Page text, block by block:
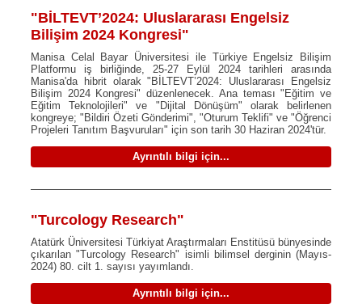
"BİLTEVT’2024: Uluslararası Engelsiz
Bilişim 2024 Kongresi"
Manisa Celal Bayar Üniversitesi ile Türkiye Engelsiz Bilişim
Platformu iş birliğinde, 25-27 Eylül 2024 tarihleri arasında
Manisa'da hibrit olarak "BİLTEVT’2024: Uluslararası Engelsiz
Bilişim 2024 Kongresi" düzenlenecek. Ana teması "Eğitim ve
Eğitim Teknolojileri" ve "Dijital Dönüşüm" olarak belirlenen
kongreye; "Bildiri Özeti Gönderimi", "Oturum Teklifi" ve "Öğrenci
Projeleri Tanıtım Başvuruları" için son tarih 30 Haziran 2024'tür.
Ayrıntılı bilgi için...
"Turcology Research"
Atatürk Üniversitesi Türkiyat Araştırmaları Enstitüsü bünyesinde
çıkarılan "Turcology Research" isimli bilimsel derginin (Mayıs-
2024) 80. cilt 1. sayısı yayımlandı.
Ayrıntılı bilgi için...